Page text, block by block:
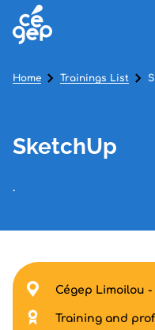
SketchUp
.
Home Trainings List
Cégep Limoilou
Training and